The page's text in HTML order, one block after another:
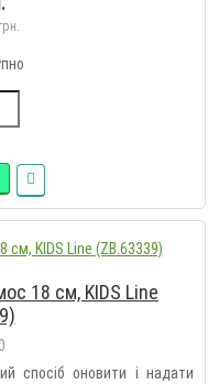
18 см, KIDS Line
спосіб оновити і надати